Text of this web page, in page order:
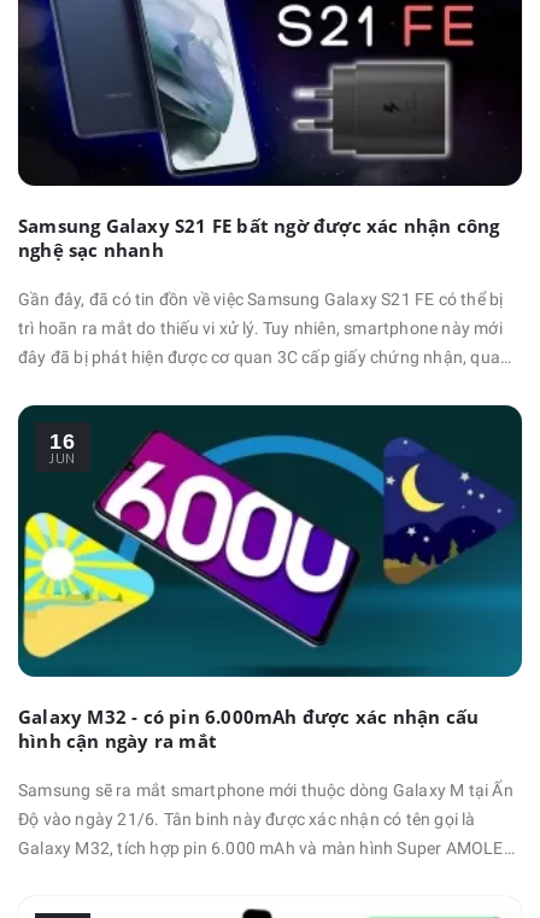
Samsung Galaxy S21 FE bất ngờ được xác nhận công
nghệ sạc nhanh
Gần đây, đã có tin đồn về việc Samsung Galaxy S21 FE có thể bị
trì hoãn ra mắt do thiếu vi xử lý. Tuy nhiên, smartphone này mới
đây đã bị phát hiện được cơ quan 3C cấp giấy chứng nhận, qua
Theo như cơ sở dữ liệu 3C, Samsung Galaxy S21 FE có mã sản
phẩm là SM-G990B được phê …
16
JUN
Galaxy M32 - có pin 6.000mAh được xác nhận cấu
hình cận ngày ra mắt
Samsung sẽ ra mắt smartphone mới thuộc dòng Galaxy M tại Ấn
Độ vào ngày 21/6. Tân binh này được xác nhận có tên gọi là
Galaxy M32, tích hợp pin 6.000 mAh và màn hình Super AMOLED.
Google Play Console tiết lộ Galaxy M32 dùng chip MediaTek